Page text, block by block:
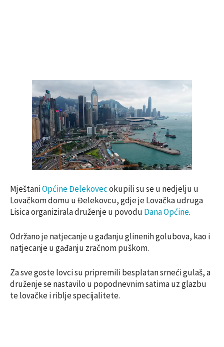
MještaniOpćine Đelekovecokupili su se u nedjelju u
Lovačkom domu u Đelekovcu, gdje je Lovačka udruga
Lisica organizirala druženje u povodu Dana Općine.
Održano je natjecanje u gađanju glinenih golubova, kao i
natjecanje u gađanju zračnom puškom.
Za sve goste lovci su pripremili besplatan srneći gulaš, a
druženje se nastavilo u popodnevnim satima uz glazbu
te lovačke i riblje specijalitete.